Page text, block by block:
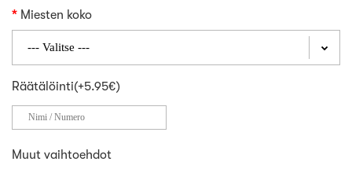
Miesten koko
Räätälöinti(+5.95€)
Muut vaihtoehdot